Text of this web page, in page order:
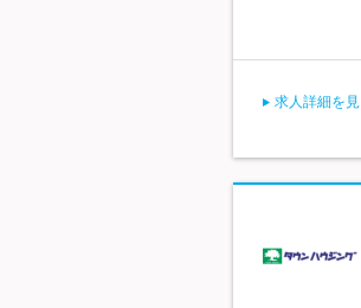
求人詳細を